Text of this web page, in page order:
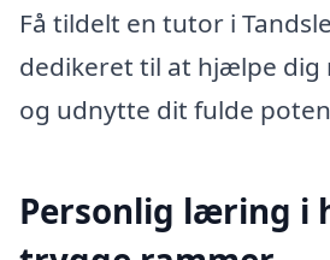
Få tildelt en tutor i
dedikeret til at hjælpe dig
og udnytte dit fulde
Personlig læring i